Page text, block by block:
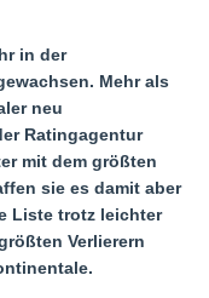
in der
Mehr als
neu
Ratingagentur
mit dem größten
sie es damit aber
Liste trotz leichter
Verlierern